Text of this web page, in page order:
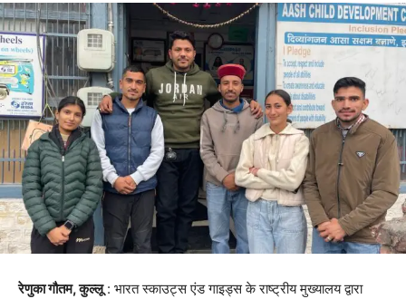
रेणुका गौतम, कुल्लू: भारत स्काउट्स एंड गाइड्स के राष्ट्रीय मुख्यालय द्वारा